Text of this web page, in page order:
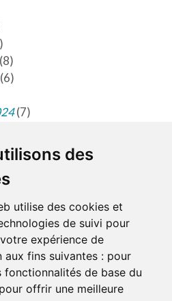
des
utilise des cookies et
de suivi pour
expérience de
aux fins suivantes : pour
fonctionnalités de base du
pour offrir une meilleure
(7)
(10)
(9)
les archives
et plus